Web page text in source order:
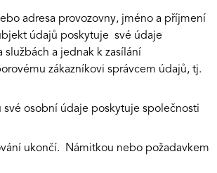
adresa provozovny, jméno a příjmení
údajů poskytuje své údaje
a jednak k zasílání
zákazníkovi správcem údajů, tj.
osobní údaje poskytuje společnosti
ukončí. Námitkou nebo požadavkem